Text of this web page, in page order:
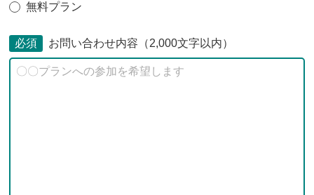
無料プラン
必須 お問い合わせ内容（2,000文字以内）